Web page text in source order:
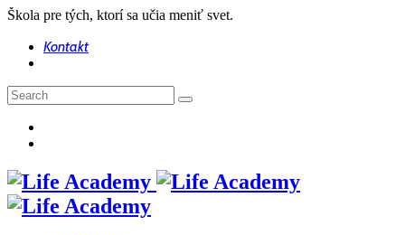
Škola pre tých, ktorí sa učia meniť svet.
Kontakt